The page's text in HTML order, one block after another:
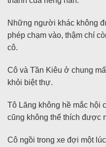
Những người khác không
phép chạm vào, thậm chí
cô.
Cô và Tần Kiêu ở chung
khỏi biệt thự.
Tô Lăng không hề mắc hội
cũng không thể thích được
Cô ngồi trong xe đợi một